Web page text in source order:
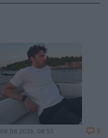
08.08.2026, 08:53 3